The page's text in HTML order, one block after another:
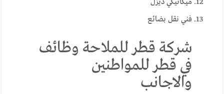
فني نقل بضائع
شركة قطر للملاحة وظائف
في قطر للمواطنين
والاجانب